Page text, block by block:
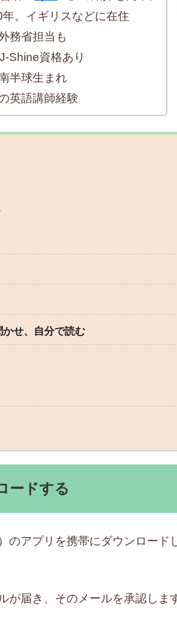
。イギリスなどに在住
務省担当も
Shine資格あり
半球生まれ
英語講師経験
せ、自分で読む
ードする
アプリを携帯にダウンロード
届き、そのメールを承認しま